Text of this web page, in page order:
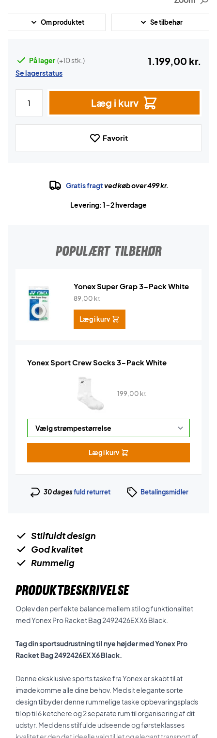
Om produktet Se tilbehør
På lager (+10 stk.)
Se lagerstatus
1.199,00 kr.
Læg i kurv
Favorit
Gratis fragtved køb over 499 kr.
Levering: 1-2 hverdage
POPULÆRT TILBEHØR
Yonex Super Grap 3-Pack White
89,00 kr.
Læg i kurv
Yonex Sport Crew Socks 3-Pack White
199,00 kr.
Læg i kurv
30 dagesfuld returret Betalingsmidler
Stilfuldt design
God kvalitet
Rummelig
PRODUKTBESKRIVELSE
Oplev den perfekte balance mellem stil og funktionalitet
med Yonex Pro Racket Bag 2492426EX X6 Black.
Tag din sportsudrustning til nye højder med Yonex Pro
Racket Bag 2492426EX X6 Black.
Denne eksklusive sports taske fra Yonex er skabt til at
imødekomme alle dine behov. Med sit elegante sorte
design tilbyder denne rummelige taske opbevaringsplads
til op til 6 ketchere og 2 separate rum til organisering af dit
udstyr. Med dens stilfulde udseende og førsteklasses